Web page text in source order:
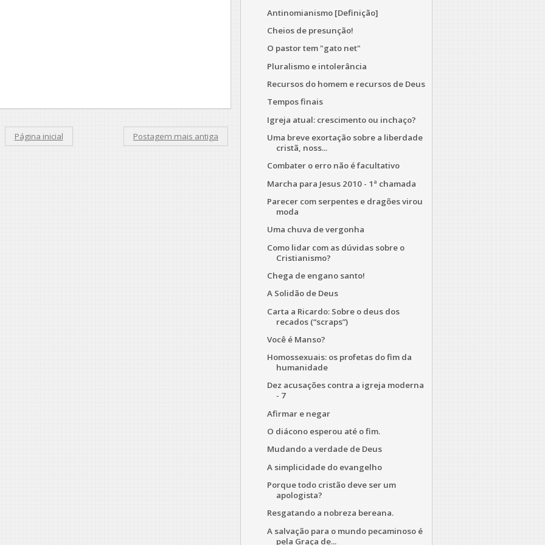
Postagem mais antiga
Página inicial
Antinomianismo [Definição]
Cheios de presunção!
O pastor tem "gato net"
Pluralismo e intolerância
Recursos do homem e recursos de Deus
Tempos finais
Igreja atual: crescimento ou inchaço?
Uma breve exortação sobre a liberdade
cristã, noss...
Combater o erro não é facultativo
Marcha para Jesus 2010 - 1ª chamada
Parecer com serpentes e dragões virou
moda
Uma chuva de vergonha
Como lidar com as dúvidas sobre o
Cristianismo?
Chega de engano santo!
A Solidão de Deus
Carta a Ricardo: Sobre o deus dos
recados (“scraps”)
Você é Manso?
Homossexuais: os profetas do fim da
humanidade
Dez acusações contra a igreja moderna
- 7
Afirmar e negar
O diácono esperou até o fim.
Mudando a verdade de Deus
A simplicidade do evangelho
Porque todo cristão deve ser um
apologista?
Resgatando a nobreza bereana.
A salvação para o mundo pecaminoso é
pela Graça de...